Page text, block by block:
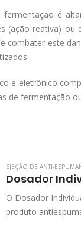
é
(ação reativa)
combater este
e eletrônico
de fermentação
EJEÇÃO DE ANTI-
Dosador
O Dosador
produto